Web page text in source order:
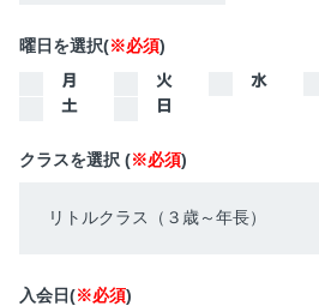
曜日を選択(※必須)
月 火 水
土
日
クラスを選択 (※必須)
入会日(※必須)